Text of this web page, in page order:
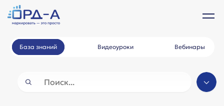
База знаний Видеоуроки Вебинары